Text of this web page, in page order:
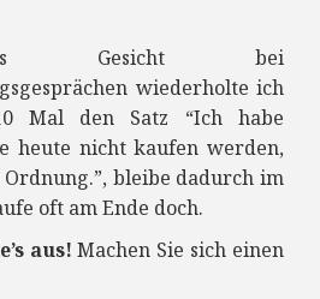
Gesicht bei
wiederholte ich
Mal den Satz “Ich habe
heute nicht kaufen werden,
bleibe dadurch im
oft am Ende doch.
aus!Machen Sie sich einen